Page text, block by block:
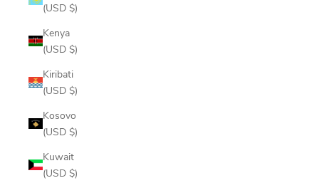
(USD $)
Kenya
(USD $)
Kiribati
(USD $)
Kosovo
(USD $)
Kuwait
(USD $)